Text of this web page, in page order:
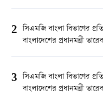
2 সিএমজি বাংলা বিভাগের
বাংলাদেশের প্রধানমন্ত্রী
3 সিএমজি বাংলা বিভাগের
বাংলাদেশের প্রধানমন্ত্রী